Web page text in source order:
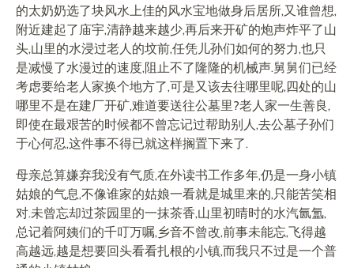
的太奶奶选了块风水上佳的风水宝地做身后居所,又谁曾想,
附近建起了庙宇,清静越来越少,再后来开矿的炮声炸平了山
头,山里的水浸过老人的坟前,任凭儿孙们如何的努力,也只
是减慢了水漫过的速度,阻止不了隆隆的机械声.舅舅们已经
考虑要给老人家换个地方了,可是又该去往哪里呢,四处的山
哪里不是在建厂开矿,难道要送往公墓里?老人家一生善良,
即使在最艰苦的时候都不曾忘记过帮助别人,去公墓子孙们
于心何忍,这件事不得已就这样搁置下来了.
母亲总算嫌弃我没有气质,在外读书工作多年,仍是一身小镇
姑娘的气息,不像谁家的姑娘一看就是城里来的,只能苦笑相
对.未曾忘却过茶园里的一抹茶香,山里初晴时的水汽氤氲,
总记着阿姨们的千叮万嘱,乡音不曾改,前事未能忘,飞得越
高越远,越是想要回头看看扎根的小镇,而我只不过是一个普